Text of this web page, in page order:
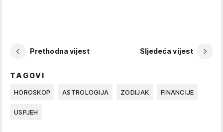
Prethodna vijest Sljedeća vijest
TAGOVI
HOROSKOP ASTROLOGIJA ZODIJAK FINANCIJE
USPJEH